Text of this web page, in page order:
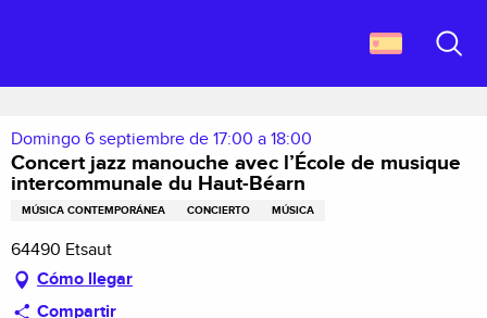
principal
Concert jazz manouche avec l’École de musique intercommunale du
Domingo 6 septiembre de 17:00 a 18:00
Concert jazz manouche avec l’École de musique
intercommunale du Haut-Béarn
MÚSICA CONTEMPORÁNEA CONCIERTO MÚSICA
64490 Etsaut
Cómo llegar
Compartir